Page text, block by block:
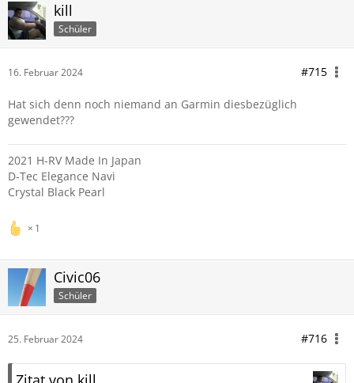
kill
Schüler
16. Februar 2024 #715
Hat sich denn noch niemand an Garmin diesbezüglich
gewendet???
2021 H-RV Made In Japan
D-Tec Elegance Navi
Crystal Black Pearl
1
Civic06
Schüler
25. Februar 2024 #716